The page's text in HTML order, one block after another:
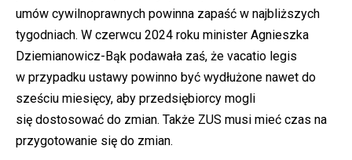
umów cywilnoprawnych powinna zapaść w najbliższych
tygodniach. W czerwcu 2024 roku minister Agnieszka
Dziemianowicz-Bąk podawała zaś, że vacatio legis
w przypadku ustawy powinno być wydłużone nawet do
sześciu miesięcy, aby przedsiębiorcy mogli
się dostosować do zmian. Także ZUS musi mieć czas na
przygotowanie się do zmian.